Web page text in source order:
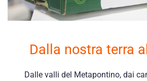
Dalla nostra terra
Dalle valli del Metapontino, dai